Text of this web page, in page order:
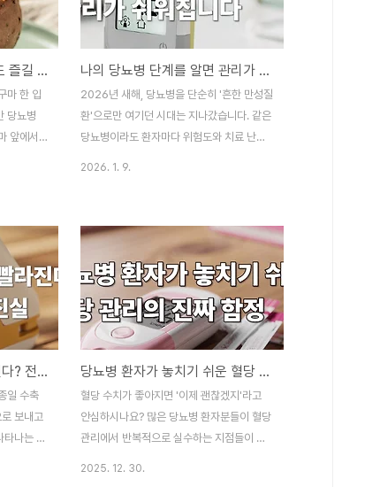
뜨끈한 고구마, 당뇨 환자도 즐길 수 있을까?
마 한 입
당뇨병
앞에서
자도 고구
라 달라
는 시간대
5.
자에게
은 섭취
찐 고구
식사대
적당한
나의 당뇨병 단계를 알면 관리가 쉬워집니다
2026년 새해, 당뇨병을 단순히 '흔한 만성질
환'으로만 여기던 시대는 지나갔습니다. 같은
당뇨병이라도 환자마다 위험도와 치료 난이
뇨병 관리의 새로운 방향을 함께 살펴보겠습
니다. 부제: 당뇨병, 이제는 중증도로 분류합
니다 이 글의 순서1. 왜 세분화된 분류가 필요
할까2. 중증 당뇨병, 이렇게 나뉩니다3. 중증
분류가 일상 관리로 이어지려면4. Q&A5.
결론 이 글의 요약 ✔ 기존 1형·2형 분류는 환
자별 위험도를 제대로 반영하지 못했습니다.
✔ 중증도를 평가하지 않으면 합병증을 놓쳐
예후가 나빠질 수 있습니다.✔ 새 분류 체계
는..
2026. 1. 9.
혈당 높으면 심장도 빨라진다? 전문의가 알려주는 진실
일 수축
보내고
타나는 분
당뇨병 환자가 놓치기 쉬운 혈당 관리의 진짜 함정
혈당 수치가 좋아지면 '이제 괜찮겠지'라고
안심하시나요? 많은 당뇨병 환자분들이 혈당
관리에서 반복적으로 실수하는 지점들이 있
2025. 12. 30.